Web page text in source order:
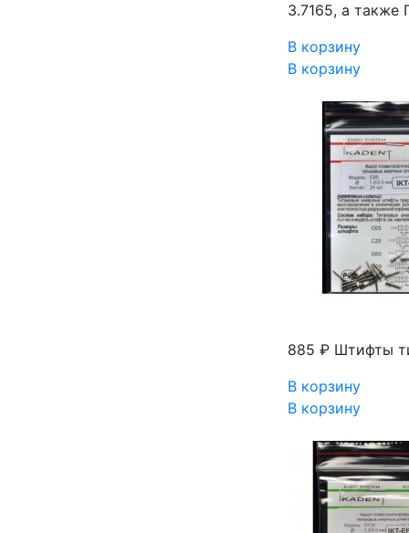
3.7165, а
В корзину
В корзину
885 ₽ Штифты
В корзину
В корзину